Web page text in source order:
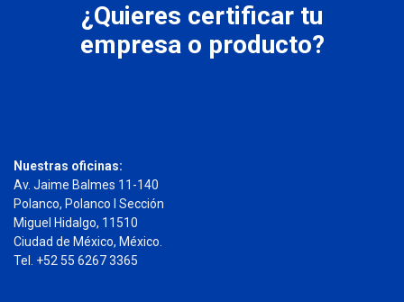
¿Quieres certificar tu
empresa o producto?
Nuestras oficinas:
Av. Jaime Balmes 11-140
Polanco, Polanco I Sección
Miguel Hidalgo, 11510
Ciudad de México, México.
Tel. +52 55 6267 3365